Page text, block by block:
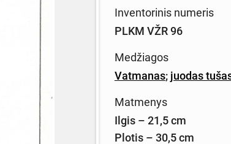
Inventorinis numeris
PLKM VŽR 96
Medžiagos
Vatmanas; juodas
Matmenys
Ilgis – 21,5 cm
Plotis – 30,5 cm